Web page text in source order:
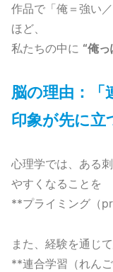
作品で「俺＝強い
ほど、
私たちの中に “俺
脳の理由：「
印象が先に立
心理学では、ある
やすくなることを
**プライミング（
また、経験を通じ
**連合学習（れん